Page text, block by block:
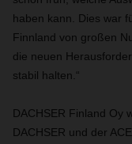
haben kann. Dies war
Finnland von großen
die neuen
stabil halten.“
DACHSER Finland Oy
DACHSER und der